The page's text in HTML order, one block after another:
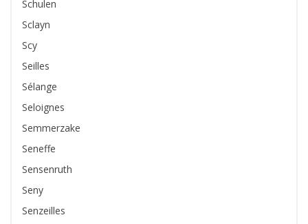
Schulen
Sclayn
Scy
Seilles
Sélange
Seloignes
Semmerzake
Seneffe
Sensenruth
Seny
Senzeilles